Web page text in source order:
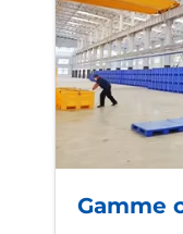
Gamme